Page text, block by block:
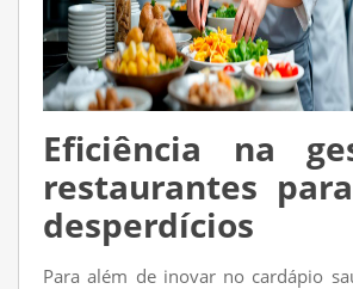
Eficiência na
restaurantes
desperdícios
Para além de inovar no cardápio